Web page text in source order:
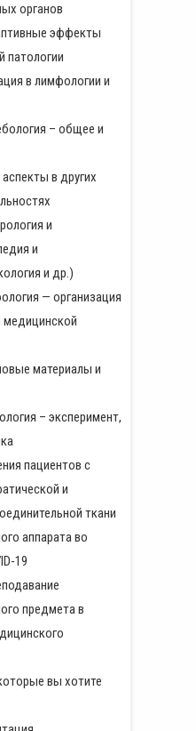
органов
эффекты
патологии
в лимфологии и
– общее и
в других
и
и
и др.)
— организация
медицинской
материалы и
– эксперимент,
пациентов с
и
ткани
аппарата во
19
предмета в
вы хотите